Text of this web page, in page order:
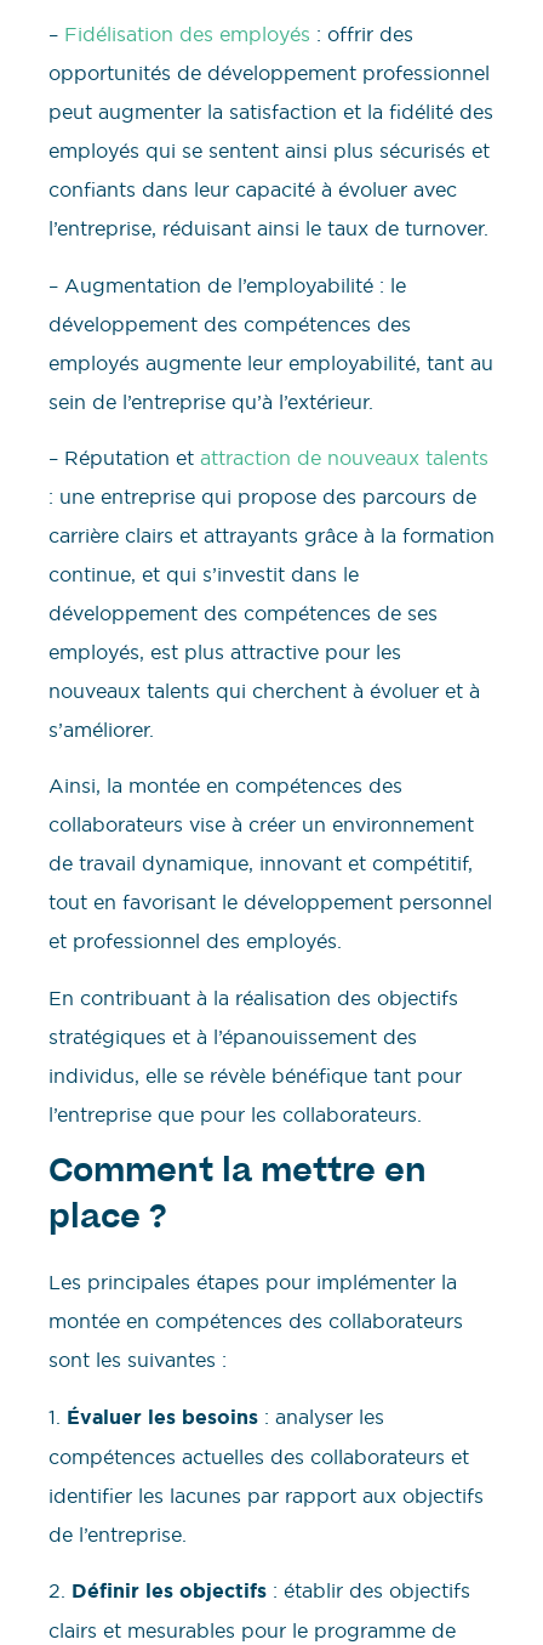
– Fidélisation des employés : offrir des
opportunités de développement professionnel
peut augmenter la satisfaction et la fidélité des
employés qui se sentent ainsi plus sécurisés et
confiants dans leur capacité à évoluer avec
l’entreprise, réduisant ainsi le taux de turnover.
– Augmentation de l’employabilité : le
développement des compétences des
employés augmente leur employabilité, tant au
sein de l’entreprise qu’à l’extérieur.
– Réputation et attraction de nouveaux talents
: une entreprise qui propose des parcours de
carrière clairs et attrayants grâce à la formation
continue, et qui s’investit dans le
développement des compétences de ses
employés, est plus attractive pour les
nouveaux talents qui cherchent à évoluer et à
s’améliorer.
Ainsi, la montée en compétences des
collaborateurs vise à créer un environnement
de travail dynamique, innovant et compétitif,
tout en favorisant le développement personnel
et professionnel des employés.
En contribuant à la réalisation des objectifs
stratégiques et à l’épanouissement des
individus, elle se révèle bénéfique tant pour
l’entreprise que pour les collaborateurs.
Comment la mettre en
place ?
Les principales étapes pour implémenter la
montée en compétences des collaborateurs
sont les suivantes :
1. Évaluer les besoins : analyser les
compétences actuelles des collaborateurs et
identifier les lacunes par rapport aux objectifs
de l’entreprise.
2. Définir les objectifs : établir des objectifs
clairs et mesurables pour le programme de